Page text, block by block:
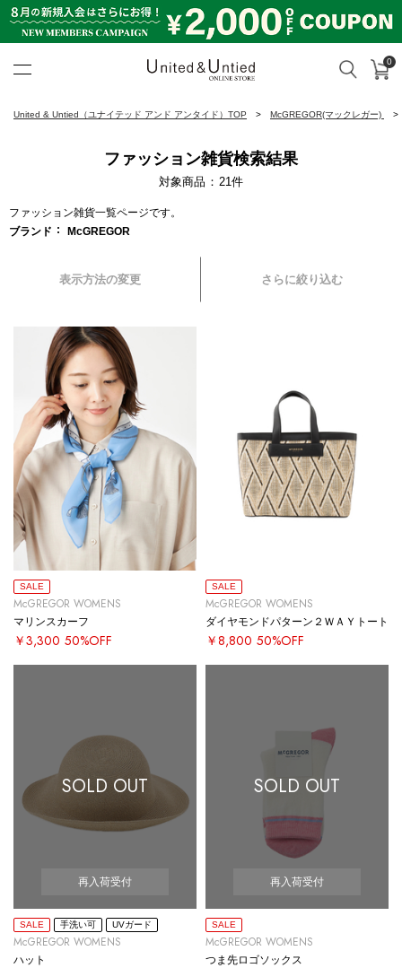
検索 カ
0
United & Untied（ユナイテッド アンド アンタイド）TOP McGREGOR(マックレガー)
ファッション雑貨検索結果
対象商品 21 件
ファッション雑貨一覧ページです。
ブランド
McGREGOR
表示方法の変更 さらに絞り込む
SALE
McGREGOR WOMENS
マリンスカーフ
￥3,300 50%OFF
SALE
McGREGOR WOMENS
ダイヤモンドパターン２ＷＡＹトート
￥8,800 50%OFF
SOLD OUT
再入荷受付
SALE 手洗い可 UVガード
McGREGOR WOMENS
ハット
SOLD OUT
再入荷受付
SALE
McGREGOR WOMENS
つま先ロゴソックス